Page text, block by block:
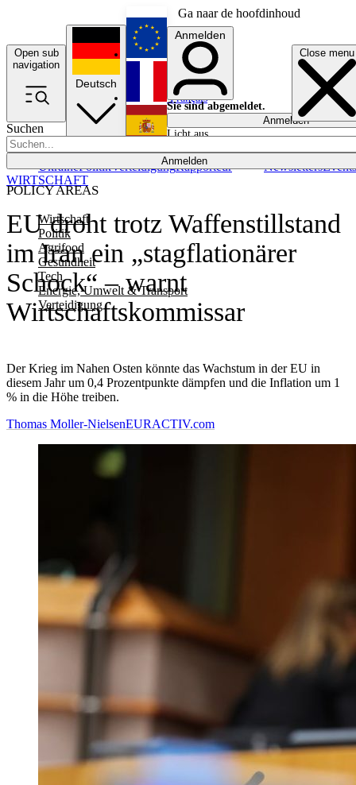
Ga naar de hoofdinhoud
Open sub
navigation
Close menu
Suchen
Anmelden
POLICY AREAS
Wirtschaft
Politik
Agrifood
Gesundheit
Tech
Energie, Umwelt & Transport
Verteidigung
UkrainePolitikVerteidigungRapporteur NewslettersEvents
Deutsch
English
Français
Anmelden
Sie sind abgemeldet.
Anmelden
Licht aus
EU droht trotz Waffenstillstand
im Iran ein „stagflationärer
Schock“ – warnt
Wirtschaftskommissar
Der Krieg im Nahen Osten könnte das Wachstum in der EU in
diesem Jahr um 0,4 Prozentpunkte dämpfen und die Inflation um 1
% in die Höhe treiben.
WIRTSCHAFT
Thomas Moller-NielsenEURACTIV.com